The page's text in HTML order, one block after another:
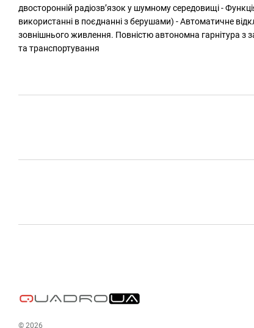
двосторонній радіозв’язок у шумному середовищі -
використанні в поєднанні з берушами) - Автоматичне
зовнішнього живлення. Повністю автономна гарнітура з
та транспортування
© 2026